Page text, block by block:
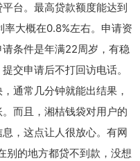
台。最高贷款额度能达到
大概在0.8%左右。申请资
条件是年满22周岁，有稳
交申请后不打回访电话。
通常几分钟就能出结果，
而且，湘桔钱袋对用户的
，这点让人很放心。有网
别的地方都贷不到款，没想